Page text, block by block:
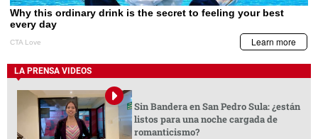
LA PRENSA VIDEOS
Sin Bandera en San Pedro Sula: ¿están
listos para una noche cargada de
romanticismo?